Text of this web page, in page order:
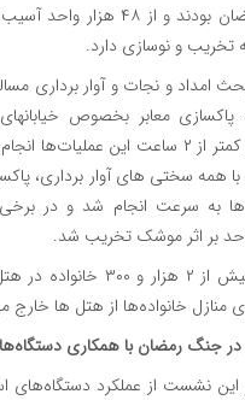
عملیات در جنگ رمضان بودند و از ۴۸
تخریب و نوسازی دارد.
امداد و نجات و آوار برداری
پاکسازی معابر بخصوص
اولویت قرار گرفتن و کمتر از ۲ ساعت این
همه سختی های آوار برداری،
به سرعت انجام شد و در
گودرزی ادامه داد: بیش از ۲ هزار و
منازل خانواده‌ها از هتل ها
جنگ رمضان با همکاری
این نشست از عملکرد دستگاه‌های